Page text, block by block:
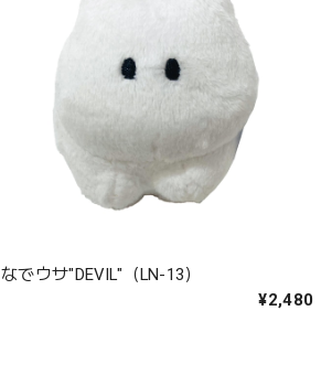
なでウサ"DEVIL"（LN-13）
¥2,480